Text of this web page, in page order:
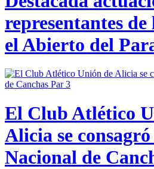
representantes
el Abierto del
El Club Atlético
Alicia se
Nacional de